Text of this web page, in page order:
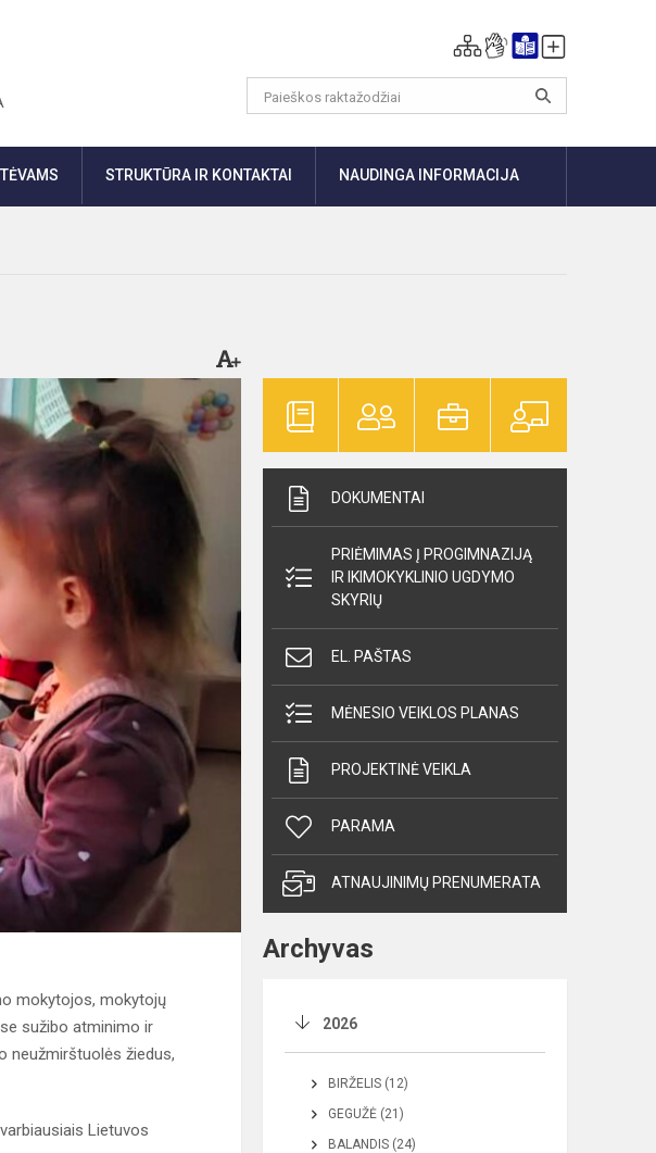
STRUKTŪRA IR KONTAKTAI NAUDINGA INFORMACIJA
mokytojos, mokytojų
sužibo atminimo ir
neužmirštuolės žiedus,
Lietuvos
DOKUMENTAI
PRIĖMIMAS Į PROGIMNAZIJĄ
IR IKIMOKYKLINIO UGDYMO
SKYRIŲ
EL. PAŠTAS
MĖNESIO VEIKLOS PLANAS
PROJEKTINĖ VEIKLA
PARAMA
ATNAUJINIMŲ PRENUMERATA
Archyvas
2026
BIRŽELIS (12)
GEGUŽĖ (21)
BALANDIS (24)